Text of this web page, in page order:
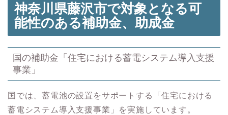
神奈川県藤沢市で対象となる可
能性のある補助金、助成金
国の補助金「住宅における蓄電システム導入支援
事業」
国では、蓄電池の設置をサポートする「住宅における
蓄電システム導入支援事業」を実施しています。